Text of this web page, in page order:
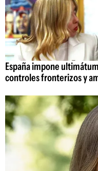
España impone
controles fronterizos y